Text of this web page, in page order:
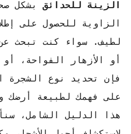
الزينة للحدائق بشكل
الزاوية للحصول على
لطيف. سواء كنت تبحث
أو الأزهار الفواحة،
فإن تحديد نوع الشجرة
على فهمك لطبيعة أرضك
هذا الدليل الشامل،